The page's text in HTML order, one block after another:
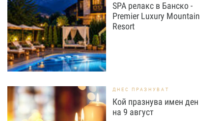
SPA релакс в Банско -
Premier Luxury Mountain
Resort
ДНЕС ПРАЗНУВАТ
Кой празнува имен ден
на 9 август